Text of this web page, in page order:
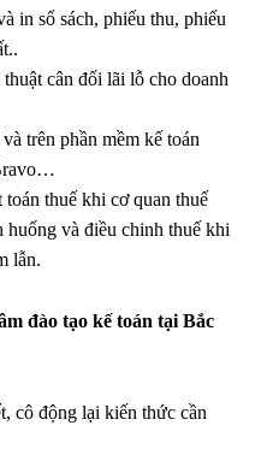
in sổ sách, phiếu thu, phiếu
cân đối lãi lỗ cho doanh
trên phần mềm kế toán
thuế khi cơ quan thuế
huống và điều chinh thuế khi
lẫn.
đào tạo kế toán tại Bắc
cô động lại kiến thức cần